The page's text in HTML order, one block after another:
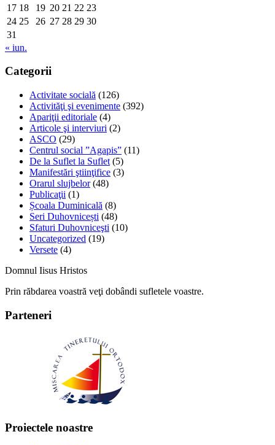
17 18 19 20 21 22 23
24 25 26 27 28 29 30
31
« iun.
Categorii
Activitate socială (126)
Activităţi şi evenimente (392)
Apariţii editoriale (4)
Articole şi interviuri (2)
ASCO (29)
Centrul social ”Agapis” (11)
De la Suflet la Suflet (5)
Manifestări ştiinţifice (3)
Orarul slujbelor(48)
Publicaţii (1)
Școala Duminicală (8)
Seri Duhovnicești (48)
Sfaturi Duhovniceşti (10)
Uncategorized (19)
Versete (4)
Domnul Iisus Hristos
Prin răbdarea voastră veţi dobândi sufletele voastre.
Parteneri
Proiectele noastre